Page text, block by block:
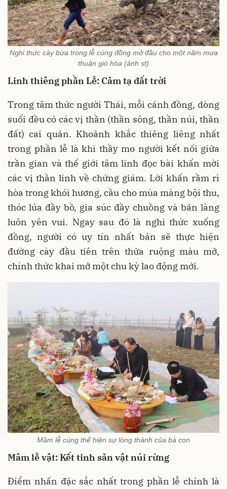
Nghi thức cày bừa trong lễ cúng đồng mở đầu cho một năm mưa
thuận gió hòa (ảnh st)
Linh thiêng phần Lễ: Cảm tạ đất trời
Trong tâm thức người Thái, mỗi cánh đồng, dòng
suối đều có các vị thần (thần sông, thần núi, thần
đất) cai quản. Khoảnh khắc thiêng liêng nhất
trong phần lễ là khi thầy mo người kết nối giữa
trần gian và thế giới tâm linh đọc bài khấn mời
các vị thần linh về chứng giám. Lời khấn rầm rì
hòa trong khói hương, cầu cho mùa màng bội thu,
thóc lúa đầy bồ, gia súc đầy chuồng và bản làng
luôn yên vui. Ngay sau đó là nghi thức xuống
đồng, người có uy tín nhất bản sẽ thực hiện
đường cày đầu tiên trên thửa ruộng màu mỡ,
chính thức khai mở một chu kỳ lao động mới.
Mâm lễ cúng thể hiện sự lòng thành của bà con
Mâm lễ vật: Kết tinh sản vật núi rừng
Điểm nhấn đặc sắc nhất trong phần lễ chính là